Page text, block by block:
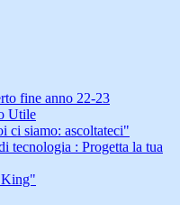
fine anno 22-23
Utile
ci siamo: ascoltateci"
tecnologia : Progetta la tua
King"